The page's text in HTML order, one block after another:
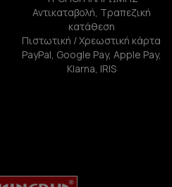
Αντικαταβολή, Τραπεζική
κατάθεση
Πιστωτική / Χρεωστική κάρτα
PayPal, Google Pay, Apple Pay,
Klarna, IRIS